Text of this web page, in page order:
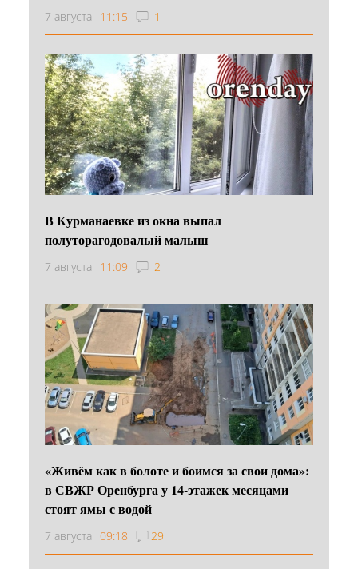
7 августа 11:15 1
В Курманаевке из окна выпал
полуторагодовалый малыш
7 августа 11:09 2
«Живём как в болоте и боимся за свои дома»:
в СВЖР Оренбурга у 14-этажек месяцами
стоят ямы с водой
7 августа 09:18 29